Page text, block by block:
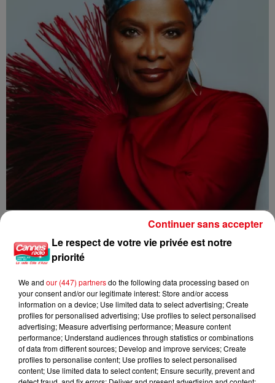
L'INVITEE DE CANNES RADIO : ANGELIQUE KIDJO
Le respect de votre vie privée est notre
priorité
We and our (447) partnersdo the following data processing based on
your consent and/or our legitimate interest: Store and/or access
information on a device; Use limited data to select advertising; Create
profiles for personalised advertising; Use profiles to select personalised
advertising; Measure advertising performance; Measure content
performance; Understand audiences through statistics or combinations
of data from different sources; Develop and improve services; Create
profiles to personalise content; Use profiles to select personalised
content; Use limited data to select content; Ensure security, prevent and
Continuer sans accepter